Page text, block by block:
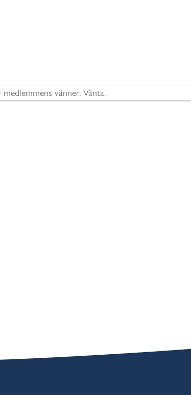
medlemmens vänner. Vänta.